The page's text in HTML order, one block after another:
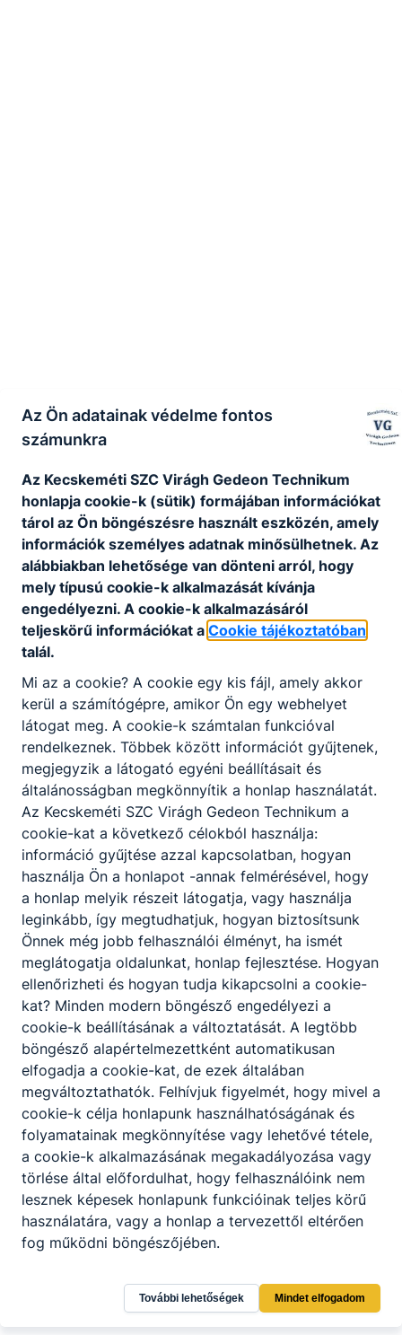
Az Ön adatainak védelme fontos
számunkra
Az Kecskeméti SZC Virágh Gedeon Technikum
honlapja cookie-k (sütik) formájában információkat
tárol az Ön böngészésre használt eszközén, amely
információk személyes adatnak minősülhetnek. Az
alábbiakban lehetősége van dönteni arról, hogy
mely típusú cookie-k alkalmazását kívánja
engedélyezni. A cookie-k alkalmazásáról
teljeskörű információkat a Cookie tájékoztatóban
talál.
Mi az a cookie? A cookie egy kis fájl, amely akkor
kerül a számítógépre, amikor Ön egy webhelyet
látogat meg. A cookie-k számtalan funkcióval
rendelkeznek. Többek között információt gyűjtenek,
megjegyzik a látogató egyéni beállításait és
általánosságban megkönnyítik a honlap használatát.
Az Kecskeméti SZC Virágh Gedeon Technikum a
cookie-kat a következő célokból használja:
információ gyűjtése azzal kapcsolatban, hogyan
használja Ön a honlapot -annak felmérésével, hogy
a honlap melyik részeit látogatja, vagy használja
leginkább, így megtudhatjuk, hogyan biztosítsunk
Önnek még jobb felhasználói élményt, ha ismét
meglátogatja oldalunkat, honlap fejlesztése. Hogyan
ellenőrizheti és hogyan tudja kikapcsolni a cookie-
kat? Minden modern böngésző engedélyezi a
cookie-k beállításának a változtatását. A legtöbb
böngésző alapértelmezettként automatikusan
elfogadja a cookie-kat, de ezek általában
megváltoztathatók. Felhívjuk figyelmét, hogy mivel a
cookie-k célja honlapunk használhatóságának és
folyamatainak megkönnyítése vagy lehetővé tétele,
a cookie-k alkalmazásának megakadályozása vagy
törlése által előfordulhat, hogy felhasználóink nem
lesznek képesek honlapunk funkcióinak teljes körű
használatára, vagy a honlap a tervezettől eltérően
fog működni böngészőjében.
További lehetőségek Mindet elfogadom